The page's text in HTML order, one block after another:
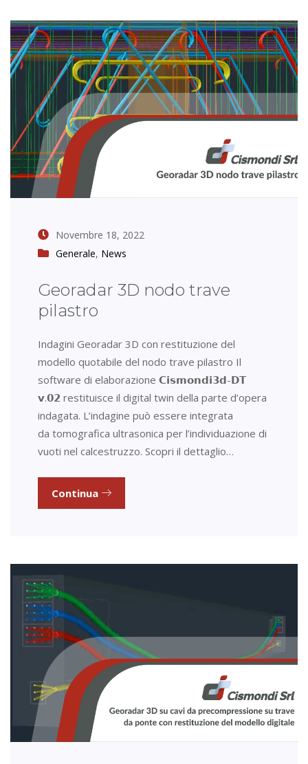
Novembre 18, 2022
Generale, News
Georadar 3D nodo trave
pilastro
Indagini Georadar 3D con restituzione del
modello quotabile del nodo trave pilastro Il
software di elaborazione 𝗖𝗶𝘀𝗺𝗼𝗻𝗱𝗶𝟯𝗱-𝗗𝗧
𝘃.𝟬𝟮 restituisce il digital twin della parte d’opera
indagata. L’indagine può essere integrata
da tomografica ultrasonica per l’individuazione di
vuoti nel calcestruzzo. Scopri il dettaglio…
Continua